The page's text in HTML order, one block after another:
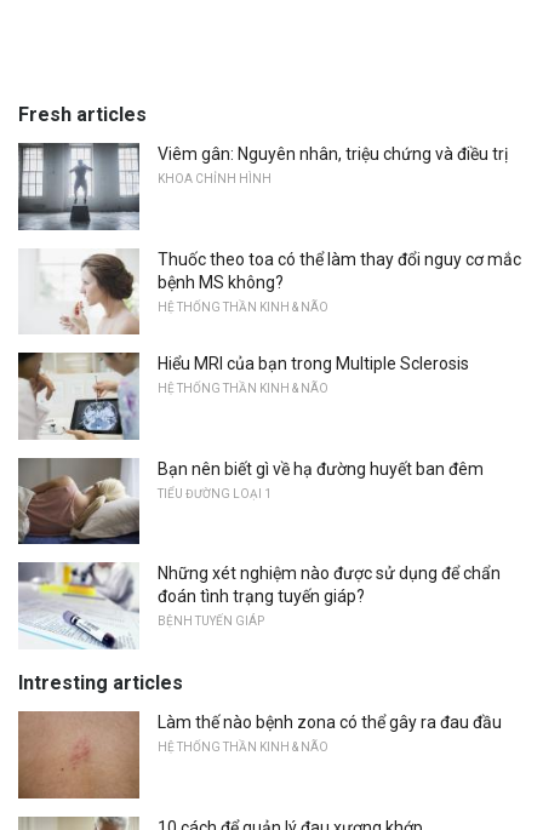
Fresh articles
Viêm gân: Nguyên nhân, triệu chứng và điều trị
KHOA CHỈNH HÌNH
Thuốc theo toa có thể làm thay đổi nguy cơ mắc
bệnh MS không?
HỆ THỐNG THẦN KINH & NÃO
Hiểu MRI của bạn trong Multiple Sclerosis
HỆ THỐNG THẦN KINH & NÃO
Bạn nên biết gì về hạ đường huyết ban đêm
TIỂU ĐƯỜNG LOẠI 1
Những xét nghiệm nào được sử dụng để chẩn
đoán tình trạng tuyến giáp?
BỆNH TUYẾN GIÁP
Intresting articles
Làm thế nào bệnh zona có thể gây ra đau đầu
HỆ THỐNG THẦN KINH & NÃO